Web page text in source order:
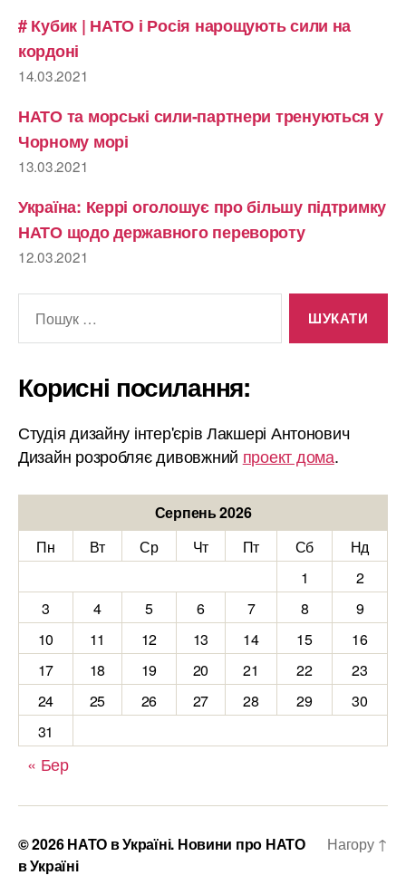
# Кубик | НАТО і Росія нарощують сили на
кордоні
14.03.2021
НАТО та морські сили-партнери тренуються у
Чорному морі
13.03.2021
Україна: Керрі оголошує про більшу підтримку
НАТО щодо державного перевороту
12.03.2021
Корисні посилання:
Студія дизайну інтер'єрів Лакшері Антонович
Дизайн розробляє дивовжний проект дома.
Серпень 2026
Пн
Вт Ср Чт Пт Сб
Нд
1
2
3
4 5 6 7 8
9
10
11 12 13 14 15
16
17
18 19 20 21 22
23
24
25 26 27 28 29
30
31
« Бер
© 2026НАТО в Україні. Новини про НАТО
в Україні
Нагору ↑